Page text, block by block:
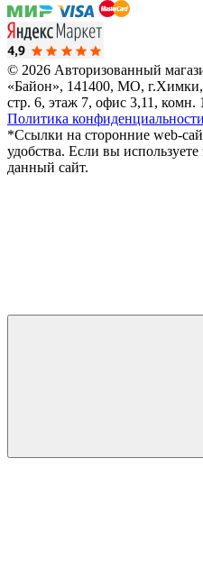
© 2026 Авторизованный
«Байон», 141400, МО, г.Химки,
стр. 6, этаж 7, офис 3,11, комн.
Политика конфиденциальности
*Ссылки на сторонние web-
удобства. Если вы
данный сайт.